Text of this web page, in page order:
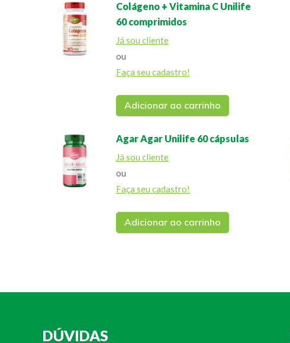
Colágeno + Vitamina C Unilife
60 comprimidos
Já sou cliente
ou
Faça seu cadastro!
Adicionar ao carrinho
Agar Agar Unilife 60 cápsulas
Já sou cliente
ou
Faça seu cadastro!
Adicionar ao carrinho
DÚVIDAS